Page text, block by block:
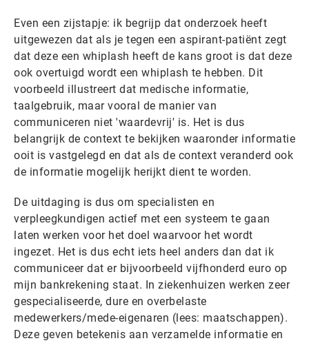
Even een zijstapje: ik begrijp dat onderzoek heeft
uitgewezen dat als je tegen een aspirant-patiënt zegt
dat deze een whiplash heeft de kans groot is dat deze
ook overtuigd wordt een whiplash te hebben. Dit
voorbeeld illustreert dat medische informatie,
taalgebruik, maar vooral de manier van
communiceren niet 'waardevrij' is. Het is dus
belangrijk de context te bekijken waaronder informatie
ooit is vastgelegd en dat als de context veranderd ook
de informatie mogelijk herijkt dient te worden.
De uitdaging is dus om specialisten en
verpleegkundigen actief met een systeem te gaan
laten werken voor het doel waarvoor het wordt
ingezet. Het is dus echt iets heel anders dan dat ik
communiceer dat er bijvoorbeeld vijfhonderd euro op
mijn bankrekening staat. In ziekenhuizen werken zeer
gespecialiseerde, dure en overbelaste
medewerkers/mede-eigenaren (lees: maatschappen).
Deze geven betekenis aan verzamelde informatie en